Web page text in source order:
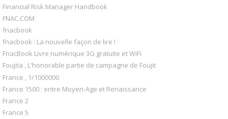
Financial Risk Manager Handbook
FNAC.COM
fnacbook
fnacbook : La nouvelle façon de lire !
FnacBook Livre numérique 3G gratuite et WiFi
Foujita , L'honorable partie de campagne de Foujit
France , 1/1000000
France 1500 : entre Moyen-Age et Renaissance
France 2
France 5